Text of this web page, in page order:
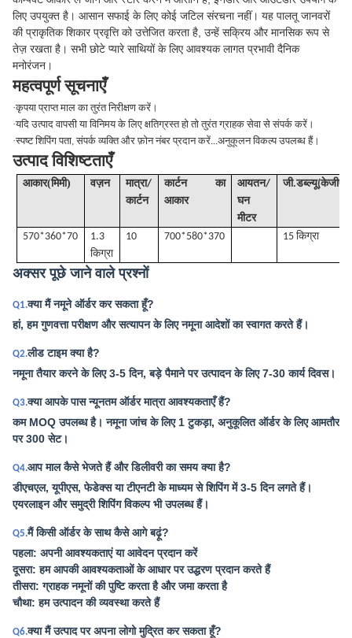
लिए उपयुक्त है। आसान सफाई के लिए कोई जटिल संरचना नहीं। यह पालतू जानवरों
की प्राकृतिक शिकार प्रवृत्ति को उत्तेजित करता है, उन्हें सक्रिय और मानसिक रूप से
तेज़ रखता है। सभी छोटे प्यारे साथियों के लिए आवश्यक लागत प्रभावी दैनिक
मनोरंजन।
महत्वपूर्ण सूचनाएँ
·कृपया प्राप्त माल का तुरंत निरीक्षण करें।
·यदि उत्पाद वापसी या विनिमय के लिए क्षतिग्रस्त हो तो तुरंत ग्राहक सेवा से संपर्क करें।
·स्पष्ट शिपिंग पता, संपर्क व्यक्ति और फ़ोन नंबर प्रदान करें...अनुकूलन विकल्प उपलब्ध हैं।
उत्पाद विशिष्टताएँ
आकार(मिमी) वज़न
मात्रा/
कार्टन
कार्टन का
आकार
आयतन/
घन
मीटर
जी
570*360*70
1.3
किग्रा
10 700*580*370 15 किग्रा
अक्सर पूछे जाने वाले प्रश्नों
Q1.क्या मैं नमूने ऑर्डर कर सकता हूँ?
हां, हम गुणवत्ता परीक्षण और सत्यापन के लिए नमूना आदेशों का स्वागत करते हैं।
Q2.लीड टाइम क्या है?
नमूना तैयार करने के लिए 3-5 दिन, बड़े पैमाने पर उत्पादन के लिए 7-30 कार्य दिवस।
Q3.क्या आपके पास न्यूनतम ऑर्डर मात्रा आवश्यकताएँ हैं?
कम MOQ उपलब्ध है। नमूना जांच के लिए 1 टुकड़ा, अनुकूलित ऑर्डर के लिए आमतौर
पर 300 सेट।
Q4.आप माल कैसे भेजते हैं और डिलीवरी का समय क्या है?
डीएचएल, यूपीएस, फेडेक्स या टीएनटी के माध्यम से शिपिंग में 3-5 दिन लगते हैं।
एयरलाइन और समुद्री शिपिंग विकल्प भी उपलब्ध हैं।
Q5.मैं किसी ऑर्डर के साथ कैसे आगे बढ़ूं?
पहला: अपनी आवश्यकताएं या आवेदन प्रदान करें
दूसरा: हम आपकी आवश्यकताओं के आधार पर उद्धरण प्रदान करते हैं
तीसरा: ग्राहक नमूनों की पुष्टि करता है और जमा करता है
चौथा: हम उत्पादन की व्यवस्था करते हैं
Q6.क्या मैं उत्पाद पर अपना लोगो मुद्रित कर सकता हूँ?